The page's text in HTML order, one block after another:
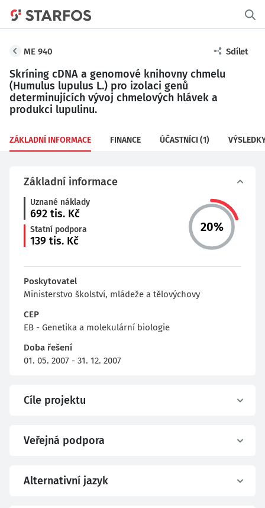
ME 940 Sdílet
Skríning cDNA a genomové knihovny chmelu
(Humulus lupulus L.) pro izolaci genů
determinujících vývoj chmelových hlávek a
produkci lupulinu.
ZÁKLADNÍ INFORMACE FINANCE ÚČASTNÍCI (1)
Základní informace
Uznané náklady
692 tis. Kč
Statní podpora
139 tis. Kč
20%
Poskytovatel
Ministerstvo školství, mládeže a tělovýchovy
CEP
EB - Genetika a molekulární biologie
Doba řešení
01. 05. 2007 - 31. 12. 2007
Cíle projektu
Veřejná podpora
Alternativní jazyk